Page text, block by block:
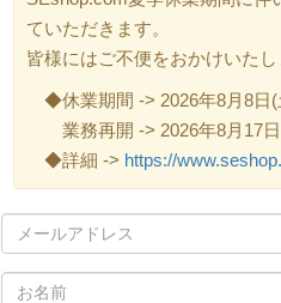
ていただきます。
皆様にはご不便をおかけいた
◆休業期間 -> 2026年8月8日(
業務再開 -> 2026年8月17日
◆詳細 -> https://